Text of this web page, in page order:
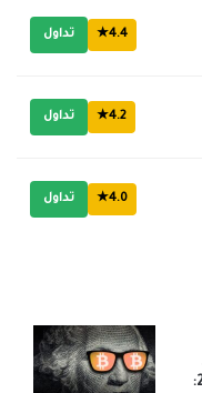
4.4★ تداول
4.2★ تداول
4.0★ تداول
سوق الكريبتو في 2025: